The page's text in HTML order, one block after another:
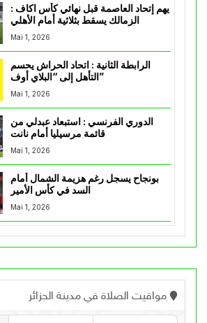
يهم إتحاد العاصمة قبل نهائي كأس اكاف :
Mai 1, 2026
الرابطة الثانية : اتحاد الحراش يحسم
التأهل إلى “البلاي أوف”
Mai 1, 2026
الدوري الفرنسي : استبعاد عبدلي من
قائمة مرسيليا أمام نانت
Mai 1, 2026
بونجاح يسجل رغم هزيمة الشمال أمام
السد في كأس الأمير
Mai 1, 2026